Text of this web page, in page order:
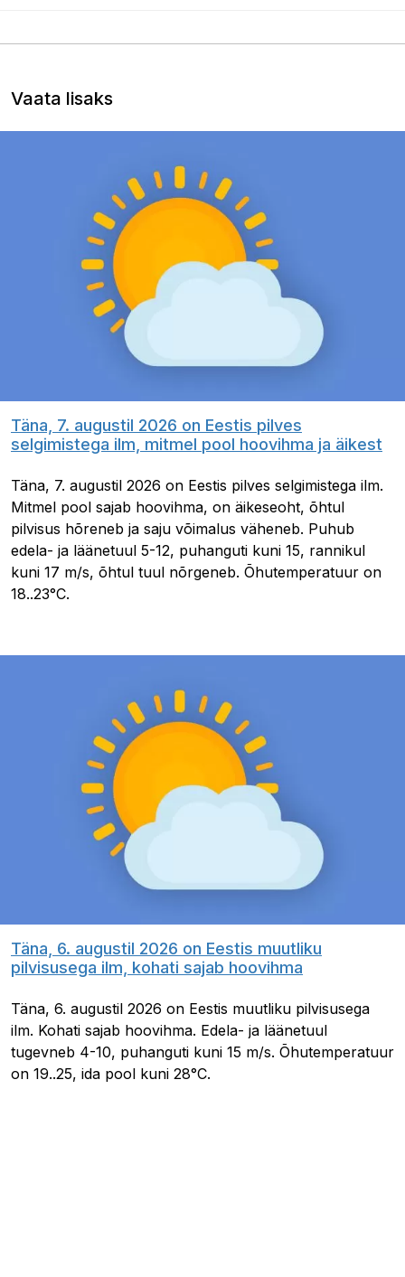
Vaata lisaks
Täna, 7. augustil 2026 on Eestis pilves
selgimistega ilm, mitmel pool hoovihma ja äikest
Täna, 7. augustil 2026 on Eestis pilves selgimistega ilm.
Mitmel pool sajab hoovihma, on äikeseoht, õhtul
pilvisus hõreneb ja saju võimalus väheneb. Puhub
edela- ja läänetuul 5-12, puhanguti kuni 15, rannikul
kuni 17 m/s, õhtul tuul nõrgeneb. Õhutemperatuur on
18..23°C.
Täna, 6. augustil 2026 on Eestis muutliku
pilvisusega ilm, kohati sajab hoovihma
Täna, 6. augustil 2026 on Eestis muutliku pilvisusega
ilm. Kohati sajab hoovihma. Edela- ja läänetuul
tugevneb 4-10, puhanguti kuni 15 m/s. Õhutemperatuur
on 19..25, ida pool kuni 28°C.